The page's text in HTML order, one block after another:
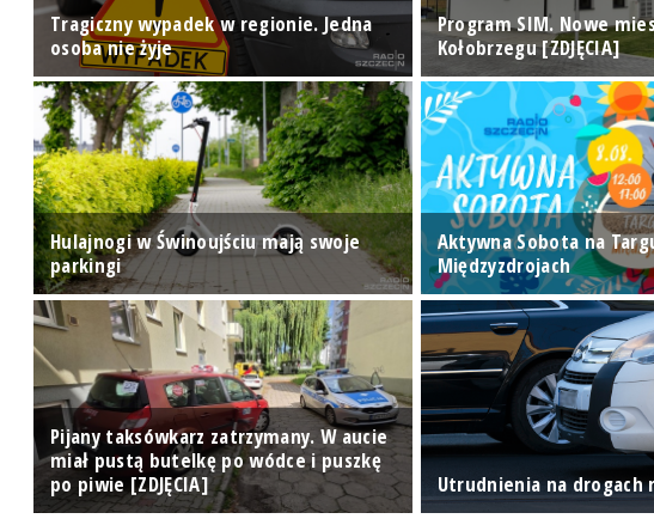
Tragiczny wypadek w regionie. Jedna
osoba nie żyje
Program SIM. Nowe
Kołobrzegu [ZDJĘCIA]
Hulajnogi w Świnoujściu mają swoje
parkingi
Aktywna Sobota na
Międzyzdrojach
Pijany taksówkarz zatrzymany. W aucie
miał pustą butelkę po wódce i puszkę
po piwie [ZDJĘCIA]
Utrudnienia na drogach